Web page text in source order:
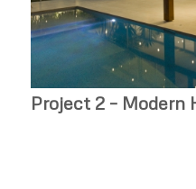
Project 2 – Modern